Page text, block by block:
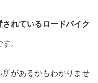
されているロードバイク
。
があるかもわかりませ